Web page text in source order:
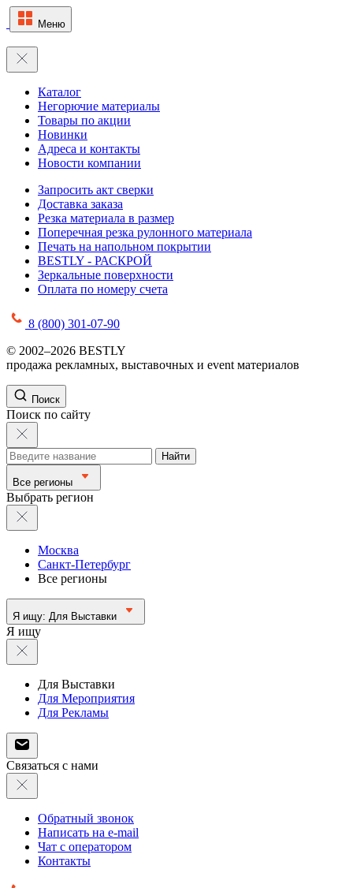
Меню
Каталог
Негорючие материалы
Товары по акции
Новинки
Адреса и контакты
Новости компании
Запросить акт сверки
Доставка заказа
Резка материала в размер
Поперечная резка рулонного материала
Печать на напольном покрытии
BESTLY - РАСКРОЙ
Зеркальные поверхности
Оплата по номеру счета
8 (800) 301-07-90
© 2002–2026 BESTLY
продажа рекламных, выставочных и event материалов
Поиск
Поиск по сайту
Найти
Все регионы
Выбрать регион
Москва
Санкт-Петербург
Все регионы
Я ищу: Для Выставки
Я ищу
Для Выставки
Для Мероприятия
Для Рекламы
Связаться с нами
Обратный звонок
Написать на e-mail
Чат с оператором
Контакты